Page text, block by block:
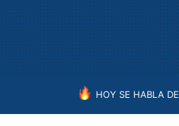
HOY SE HABLA DE